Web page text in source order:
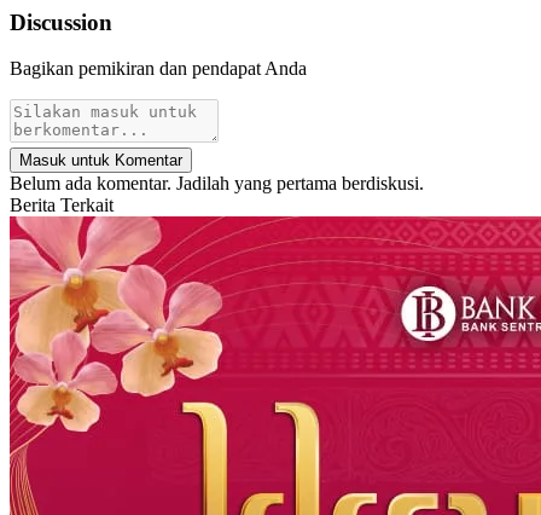
Discussion
Bagikan pemikiran dan pendapat Anda
Masuk untuk Komentar
Belum ada komentar. Jadilah yang pertama berdiskusi.
Berita Terkait